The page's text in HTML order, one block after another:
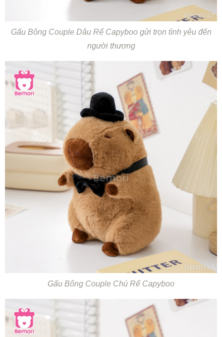
Gấu Bông Couple Dâu Rể Capyboo gửi trọn tình yêu đến
người thương
Gấu Bông Couple Chú Rể Capyboo